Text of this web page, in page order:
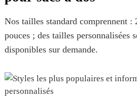
Nos tailles standard comprennent :
pouces ; des tailles personnalisées
disponibles sur demande.